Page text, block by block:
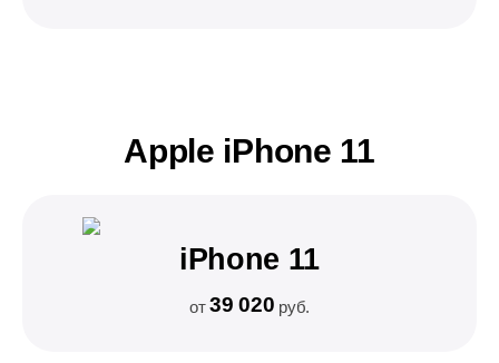
Apple iPhone 11
iPhone 11
от39 020 руб.